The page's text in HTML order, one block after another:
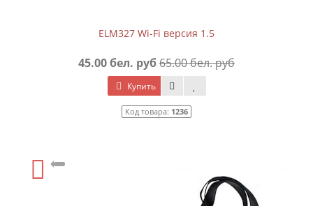
ELM327 Wi-Fi версия 1.5
45.00 бел. руб65.00 бел. руб
Купить
Код товара: 1236